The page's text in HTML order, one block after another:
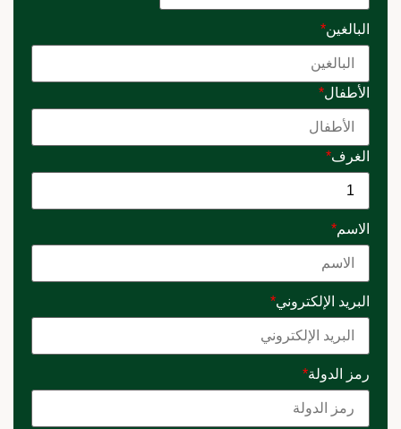
البالغين*
الأطفال*
الغرف*
الاسم*
البريد الإلكتروني*
رمز الدولة*